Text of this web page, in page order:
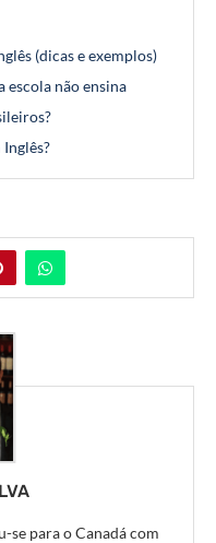
(dicas e exemplos)
escola não ensina
Inglês?
se para o Canadá com